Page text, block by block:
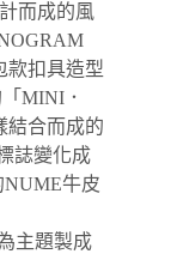
而成的風
款扣具造型
MINI．
結合而成的
誌變化成
牛皮
主題製成